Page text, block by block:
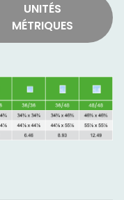
UNITÉS
MÉTRIQUES